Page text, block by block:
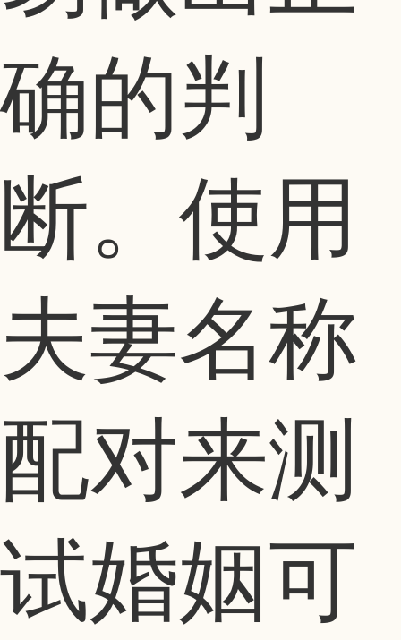
确的判
断。使用
夫妻名称
配对来测
试婚姻可